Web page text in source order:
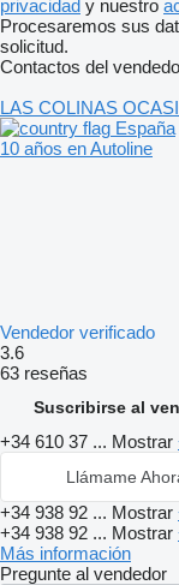
privacidad y nuestro
Procesaremos sus
solicitud.
Contactos del
LAS COLINAS
España
10 años en Autoline
Vendedor verificado
3.6
63 reseñas
Suscribirse al
+34 610 37 ... Mostrar
Llámame
+34 938 92 ... Mostrar
+34 938 92 ... Mostrar
Más información
Pregunte al vendedor